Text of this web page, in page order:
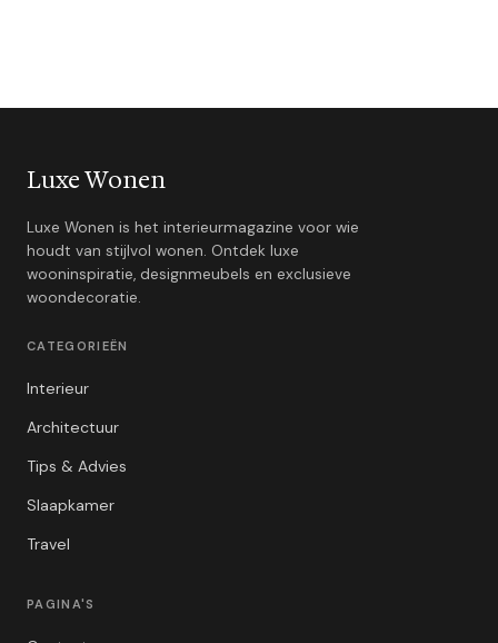
Luxe Wonen
Luxe Wonen is het interieurmagazine voor wie
houdt van stijlvol wonen. Ontdek luxe
wooninspiratie, designmeubels en exclusieve
woondecoratie.
CATEGORIEËN
Interieur
Architectuur
Tips & Advies
Slaapkamer
Travel
PAGINA'S